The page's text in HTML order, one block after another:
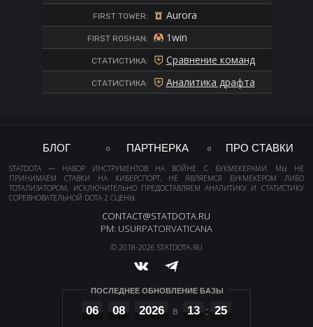
FIRST TOWER: Aurora
FIRST ROSHAN: 1win
СТАТИСТИКА: Сравнение команд
СТАТИСТИКА: Аналитика драфта
БЛОГ ПАРТНЕРКА ПРО СТАВКИ
STATDOTA — НАБОР ИНСТРУМЕНТОВ НА ВОЙНЕ С БУКМЕКЕРАМИ. МЫ НЕ
ПРИНИМАЕМ СТАВКИ НА КИБЕРСПОРТ, НЕ ЯВЛЯЕМСЯ БУКМЕКЕРОМ ЛИБО
ТОТАЛИЗАТОРОМ, ИСКЛЮЧИТЕЛЬНО ПРЕДОСТАВЛЯЕМ АНАЛИТИКУ И СТАТИСТИКУ
СОРЕВНОВАТЕЛЬНОЙ DOTA 2 СЦЕНЫ.
CONTACT@STATDOTA.RU
PM: USURPATORVATICANA
© 2018-2026 STATDOTA.RU
ПОСЛЕДНЕЕ ОБНОВЛЕНИЕ БАЗЫ
06 08 2026 13 25